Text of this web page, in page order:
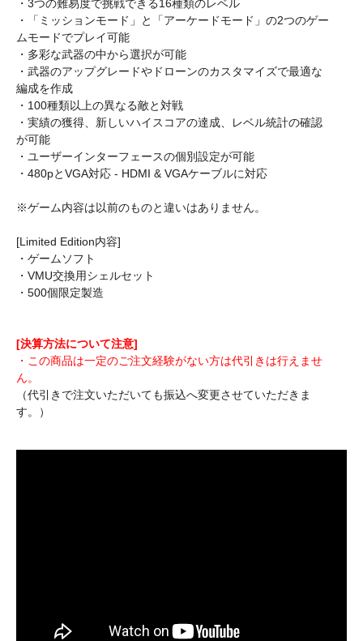
・3つの難易度で挑戦できる16種類のレベル
・「ミッションモード」と「アーケードモード」の2つのゲー
ムモードでプレイ可能
・多彩な武器の中から選択が可能
・武器のアップグレードやドローンのカスタマイズで最適な
編成を作成
・100種類以上の異なる敵と対戦
・実績の獲得、新しいハイスコアの達成、レベル統計の確認
が可能
・ユーザーインターフェースの個別設定が可能
・480pとVGA対応 - HDMI & VGAケーブルに対応
※ゲーム内容は以前のものと違いはありません。
[Limited Edition内容]
・ゲームソフト
・VMU交換用シェルセット
・500個限定製造
[決算方法について注意]
・この商品は一定のご注文経験がない方は代引きは行えませ
ん。
（代引きで注文いただいても振込へ変更させていただきま
す。）